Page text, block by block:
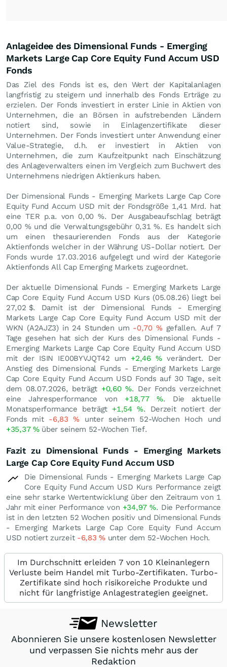
Anlageidee des Dimensional Funds - Emerging
Markets Large Cap Core Equity Fund Accum USD
Fonds
Das Ziel des Fonds ist es, den Wert der Kapitalanlagen
langfristig zu steigern und innerhalb des Fonds Erträge zu
erzielen. Der Fonds investiert in erster Linie in Aktien von
Unternehmen, die an Börsen in aufstrebenden Ländern
notiert sind, sowie in Einlagenzertifikate dieser
Unternehmen. Der Fonds investiert unter Anwendung einer
Value-Strategie, d.h. er investiert in Aktien von
Unternehmen, die zum Kaufzeitpunkt nach Einschätzung
des Anlageverwalters einen im Vergleich zum Buchwert des
Unternehmens niedrigen Aktienkurs haben.
Der Dimensional Funds - Emerging Markets Large Cap Core
Equity Fund Accum USD mit der Fondsgröße 1,41 Mrd. hat
eine TER p.a. von 0,00 %. Der Ausgabeaufschlag beträgt
0,00 % und die Verwaltungsgebühr 0,31 %. Es handelt sich
um einen thesaurierenden Fonds aus der Kategorie
Aktienfonds welcher in der Währung US-Dollar notiert. Der
Fonds wurde 17.03.2016 aufgelegt und wird der Kategorie
Aktienfonds All Cap Emerging Markets zugeordnet.
Der aktuelle Dimensional Funds - Emerging Markets Large
Cap Core Equity Fund Accum USD Kurs (05.08.26) liegt bei
27,02 $. Damit ist der Dimensional Funds - Emerging
Markets Large Cap Core Equity Fund Accum USD mit der
WKN (A2AJZ3) in 24 Stunden um -0,70 %gefallen. Auf 7
Tage gesehen hat sich der Kurs des Dimensional Funds -
Emerging Markets Large Cap Core Equity Fund Accum USD
mit der ISIN IE00BYVJQT42 um +2,46%verändert. Der
Anstieg des Dimensional Funds - Emerging Markets Large
Cap Core Equity Fund Accum USD Fonds auf 30 Tage, seit
dem 08.07.2026, beträgt +0,60%. Der Fonds verzeichnet
eine Jahresperformance von +18,77 %. Die aktuelle
Monatsperformance beträgt +1,54 %. Derzeit notiert der
Fonds mit -6,83% unter seinem 52-Wochen Hoch und
+35,37 %über seinem 52-Wochen Tief.
Fazit zu Dimensional Funds - Emerging Markets
Large Cap Core Equity Fund Accum USD
Die Dimensional Funds - Emerging Markets Large Cap
Core Equity Fund Accum USD Kurs Performance zeigt
eine sehr starke Wertentwicklung über den Zeitraum von 1
Jahr mit einer Performance von +34,97%. Die Performance
ist in den letzten 52 Wochen positiv und Dimensional Funds
- Emerging Markets Large Cap Core Equity Fund Accum
USD notiert zurzeit -6,83%unter dem 52-Wochen Hoch.
Im Durchschnitt erleiden 7 von 10 Kleinanlegern
Verluste beim Handel mit Turbo-Zertifikaten. Turbo-
Zertifikate sind hoch risikoreiche Produkte und
nicht für langfristige Anlagestrategien geeignet.
Newsletter
Abonnieren Sie unsere kostenlosen Newsletter
und verpassen Sie nichts mehr aus der
Redaktion